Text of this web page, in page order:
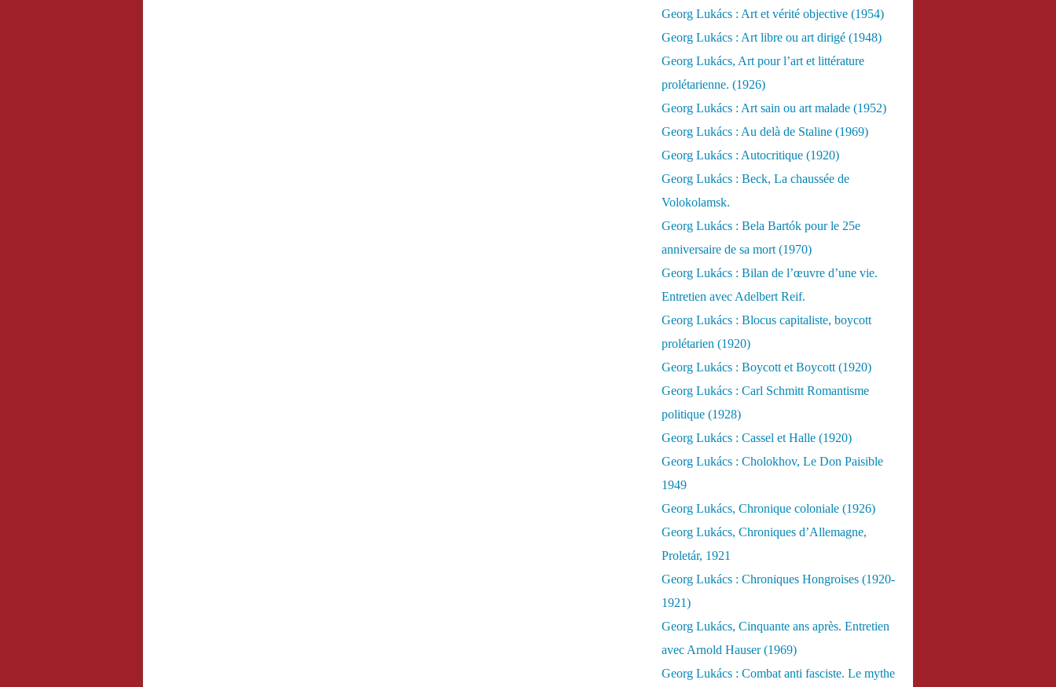
Georg Lukács : Art et vérité objective (1954)
Georg Lukács : Art libre ou art dirigé (1948)
Georg Lukács, Art pour l’art et littérature
prolétarienne. (1926)
Georg Lukács : Art sain ou art malade (1952)
Georg Lukács : Au delà de Staline (1969)
Georg Lukács : Autocritique (1920)
Georg Lukács : Beck, La chaussée de
Volokolamsk.
Georg Lukács : Bela Bartók pour le 25e
anniversaire de sa mort (1970)
Georg Lukács : Bilan de l’œuvre d’une vie.
Entretien avec Adelbert Reif.
Georg Lukács : Blocus capitaliste, boycott
prolétarien (1920)
Georg Lukács : Boycott et Boycott (1920)
Georg Lukács : Carl Schmitt Romantisme
politique (1928)
Georg Lukács : Cassel et Halle (1920)
Georg Lukács : Cholokhov, Le Don Paisible
1949
Georg Lukács, Chronique coloniale (1926)
Georg Lukács, Chroniques d’Allemagne,
Proletár, 1921
Georg Lukács : Chroniques Hongroises (1920-
1921)
Georg Lukács, Cinquante ans après. Entretien
avec Arnold Hauser (1969)
Georg Lukács : Combat anti fasciste. Le mythe